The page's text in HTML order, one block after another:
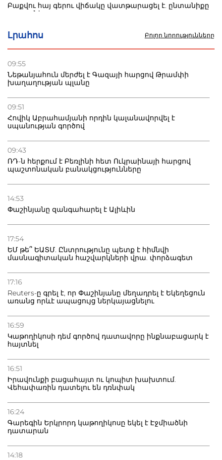
Լրահոս Բոլոր նորությունները
09:55
Նեթանյահուն մերժել է Գազայի հարցով Թրամփի
խաղաղության պլանը
09:51
Հովիկ Աբրահամյանի որդին կալանավորվել է
սպանության գործով
09:43
ՌԴ-ն հերքում է Բեռլինի հետ Ուկրաինայի հարցով
պաշտոնական բանակցությունները
14:53
Փաշինյանը զանգահարել է Ալիևին
17:54
ԵՄ թե՞ ԵԱՏՄ. Ընտրությունը պետք է հիմնվի
մասնագիտական հաշվարկների վրա. փորձագետ
17:16
Reuters-ը գրել է, որ Փաշինյանը մեղադրել է Եկեղեցուն
առանց որևէ ապացույց ներկայացնելու
16:59
Կաթողիկոսի դեմ գործով դատավորը ինքնաբացարկ է
հայտնել
16:51
Իրավունքի բացահայտ ու կոպիտ խախտում.
Վեհափառին դատելու են դռնփակ
16:24
Գարեգին Երկրորդ կաթողիկոսը եկել է Էջմիածնի
դատարան
14:18
Բաքվու հայ գերու վիճակը վատթարացել է. ընտանիքը
լուր չունի
27.07.2026
Մ-17 աշխարհի առաջնությունը Բաքվում. 5 հայ ըմբիշ
22.07.2026
21.07.2026
բնակվել Ռուսաստանում